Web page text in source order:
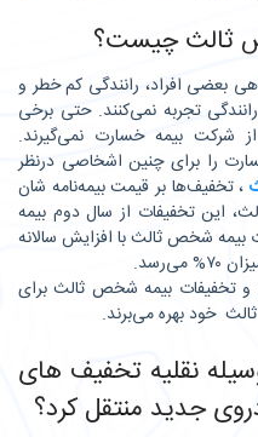
ثالث چیست؟
بعضی افراد، رانندگی کم خطر و
تجربه نمی‌کنند. حتی برخی
شرکت بیمه خسارت نمی‌‌گیرند.
را برای چنین اشخاصی درنظر
، تخفیف‌ها بر قیمت بیمه‌نامه شان
این تخفیفات از سال دوم بیمه
بیمه شخص ثالث با افزایش سالانه
و تخفیفات بیمه شخص ثالث برای
خود بهره می‌برند.
نقلیه تخفیف های
جدید منتقل کرد؟